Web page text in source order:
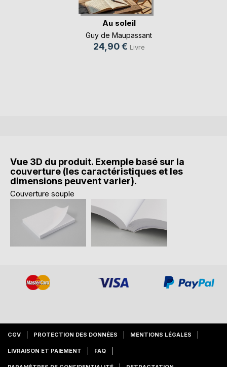
Au soleil
Guy de Maupassant
24,90 € Livre
Vue 3D du produit. Exemple basé sur la
couverture (les caractéristiques et les
dimensions peuvent varier).
Couverture souple
CGV PROTECTION DES DONNÉES MENTIONS LÉGALES
LIVRAISON ET PAIEMENT FAQ